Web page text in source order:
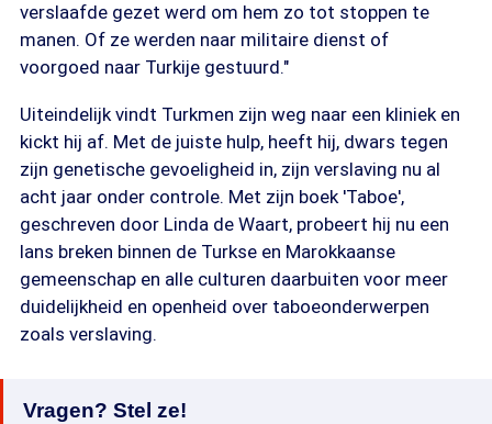
verslaafde gezet werd om hem zo tot stoppen te
manen. Of ze werden naar militaire dienst of
voorgoed naar Turkije gestuurd."
Uiteindelijk vindt Turkmen zijn weg naar een kliniek en
kickt hij af. Met de juiste hulp, heeft hij, dwars tegen
zijn genetische gevoeligheid in, zijn verslaving nu al
acht jaar onder controle. Met zijn boek 'Taboe',
geschreven door Linda de Waart, probeert hij nu een
lans breken binnen de Turkse en Marokkaanse
gemeenschap en alle culturen daarbuiten voor meer
duidelijkheid en openheid over taboeonderwerpen
zoals verslaving.
Vragen? Stel ze!